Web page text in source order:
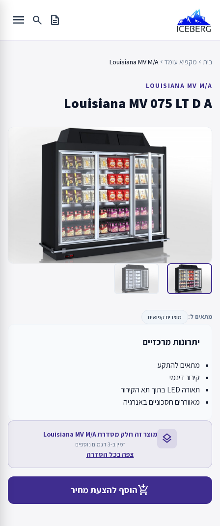
content
description
search
menu
בית chevron_left מקפיא עומד chevron_left
Louisiana MV M/A
LOUISIANA MV M/A
Louisiana MV 075 LT D A
מתאים ל: מוצרים קפואים
יתרונות מרכזיים
מתאים להתקע
קירור דינמי
תאורה LED בתוך תא הקירור
מאווררים חסכוניים באנרגיה
layers מוצר זה חלק מסדרת Louisiana MV M/A
זמין ב-3 דגמים נוספים
צפה בכל הסדרה
add_shopping_cartהוסף להצעת מחיר